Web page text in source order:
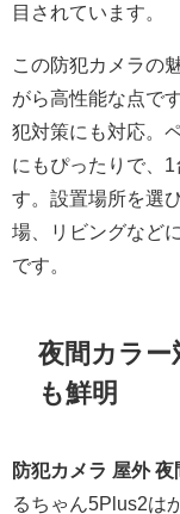
目されています。
この防犯カメラの
がら高性能な点で
犯対策にも対応。
にもぴったりで、
す。設置場所を選
場、リビングなど
です。
夜間カラー
も鮮明
防犯カメラ 屋外
るちゃん5Plus2は